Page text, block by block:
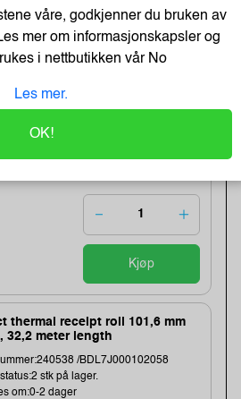
Kjøp
/1315306-002
stk på lager.
om:1-3 dager
Stk. til denne tilbudsprisen
Kjøp
thermal receipt roll 101,6 mm
32,2 meter length
/BDL7J000102058
stk på lager.
om:0-2 dager
våre, godkjenner du bruken av
mer om informasjonskapsler og
i nettbutikken vårNo
Les mer.
OK!